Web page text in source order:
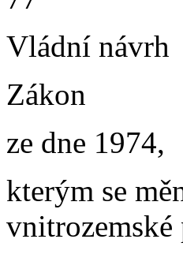
Vládní návrh
Zákon
ze dne 1974,
kterým se
vnitrozemské